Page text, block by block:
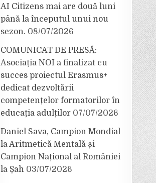
AI Citizens mai are două luni
până la începutul unui nou
sezon. 08/07/2026
COMUNICAT DE PRESĂ:
Asociația NOI a finalizat cu
succes proiectul Erasmus+
dedicat dezvoltării
competențelor formatorilor în
educația adulților 07/07/2026
Daniel Sava, Campion Mondial
la Aritmetică Mentală și
Campion Național al României
la Șah 03/07/2026